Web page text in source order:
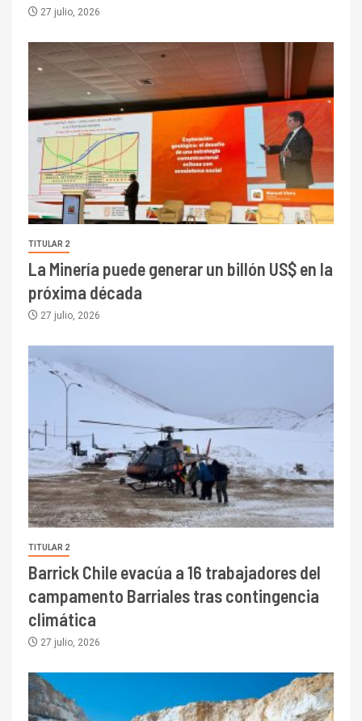
27 julio, 2026
TITULAR 2
La Minería puede generar un billón US$ en la
próxima década
27 julio, 2026
TITULAR 2
Barrick Chile evacúa a 16 trabajadores del
campamento Barriales tras contingencia
climática
27 julio, 2026